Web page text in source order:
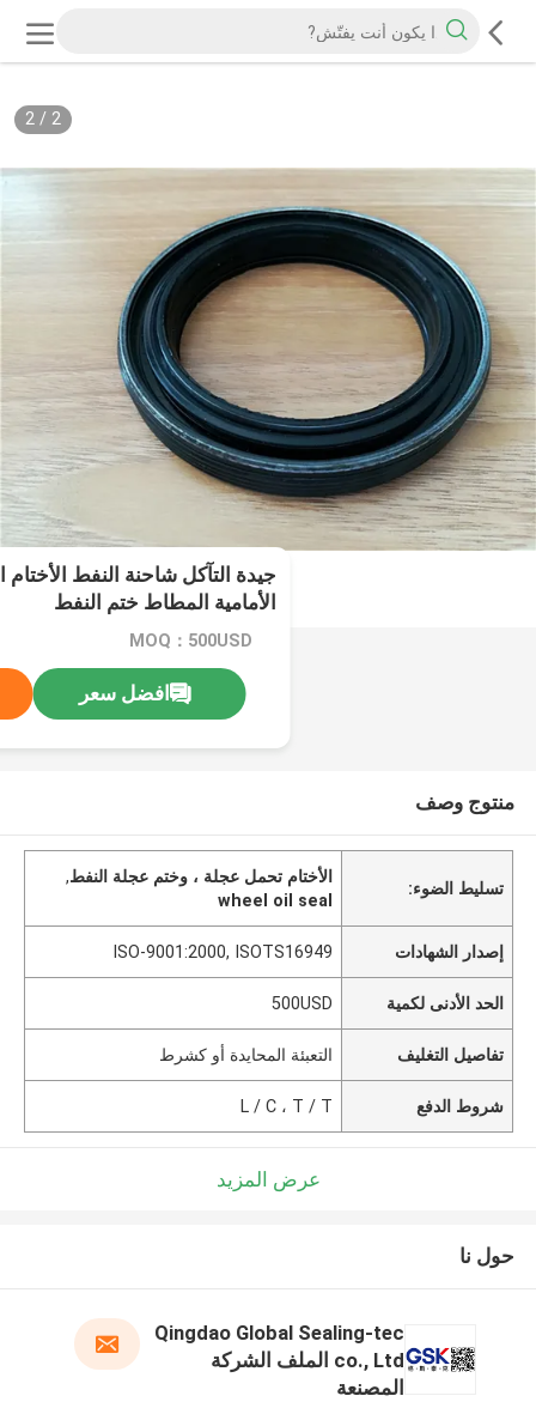
2
/
2
جيدة التآكل شاحنة النفط
الأمامية المطاط ختم النفط
MOQ：500USD
افضل سعر
منتوج وصف
تسليط الضوء:
الأختام تحمل عجلة ، وختم عجلة النفط,
wheel oil seal
إصدار الشهادات ISO-9001:2000, ISOTS16949
الحد الأدنى لكمية 500USD
تفاصيل التغليف التعبئة المحايدة أو كشرط
شروط الدفع L / C ، T / T
عرض المزيد
حول نا
Qingdao Global Sealing-tec
co., Ltd الملف الشركة
المصنعة